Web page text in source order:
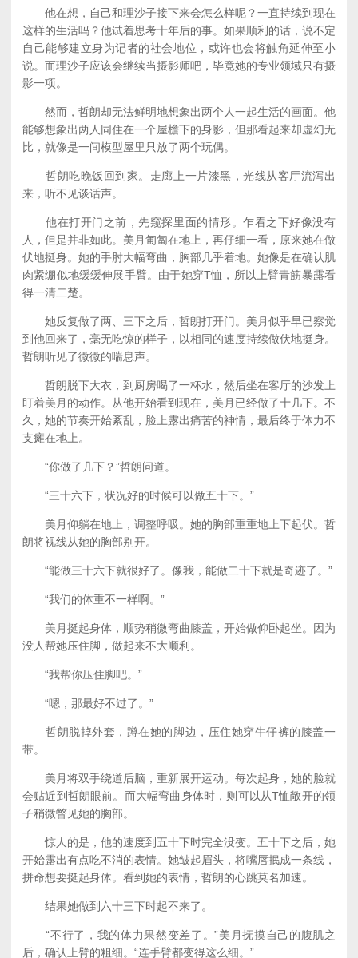
他在想，自己和理沙子接下来会怎么样呢？一直持续到现在
这样的生活吗？他试着思考十年后的事。如果顺利的话，说不定
自己能够建立身为记者的社会地位，或许也会将触角延伸至小
说。而理沙子应该会继续当摄影师吧，毕竟她的专业领域只有摄
影一项。
然而，哲朗却无法鲜明地想象出两个人一起生活的画面。他
能够想象出两人同住在一个屋檐下的身影，但那看起来却虚幻无
比，就像是一间模型屋里只放了两个玩偶。
哲朗吃晚饭回到家。走廊上一片漆黑，光线从客厅流泻出
来，听不见谈话声。
他在打开门之前，先窥探里面的情形。乍看之下好像没有
人，但是并非如此。美月匍匐在地上，再仔细一看，原来她在做
伏地挺身。她的手肘大幅弯曲，胸部几乎着地。她像是在确认肌
肉紧绷似地缓缓伸展手臂。由于她穿T恤，所以上臂青筋暴露看
得一清二楚。
她反复做了两、三下之后，哲朗打开门。美月似乎早已察觉
到他回来了，毫无吃惊的样子，以相同的速度持续做伏地挺身。
哲朗听见了微微的喘息声。
哲朗脱下大衣，到厨房喝了一杯水，然后坐在客厅的沙发上
盯着美月的动作。从他开始看到现在，美月已经做了十几下。不
久，她的节奏开始紊乱，脸上露出痛苦的神情，最后终于体力不
支瘫在地上。
“你做了几下？”哲朗问道。
“三十六下，状况好的时候可以做五十下。”
美月仰躺在地上，调整呼吸。她的胸部重重地上下起伏。哲
朗将视线从她的胸部别开。
“能做三十六下就很好了。像我，能做二十下就是奇迹了。”
“我们的体重不一样啊。”
美月挺起身体，顺势稍微弯曲膝盖，开始做仰卧起坐。因为
没人帮她压住脚，做起来不大顺利。
“我帮你压住脚吧。”
“嗯，那最好不过了。”
哲朗脱掉外套，蹲在她的脚边，压住她穿牛仔裤的膝盖一
带。
美月将双手绕道后脑，重新展开运动。每次起身，她的脸就
会贴近到哲朗眼前。而大幅弯曲身体时，则可以从T恤敞开的领
子稍微瞥见她的胸部。
惊人的是，他的速度到五十下时完全没变。五十下之后，她
开始露出有点吃不消的表情。她皱起眉头，将嘴唇抿成一条线，
拼命想要挺起身体。看到她的表情，哲朗的心跳莫名加速。
结果她做到六十三下时起不来了。
“不行了，我的体力果然变差了。”美月抚摸自己的腹肌之
后，确认上臂的粗细。“连手臂都变得这么细。”